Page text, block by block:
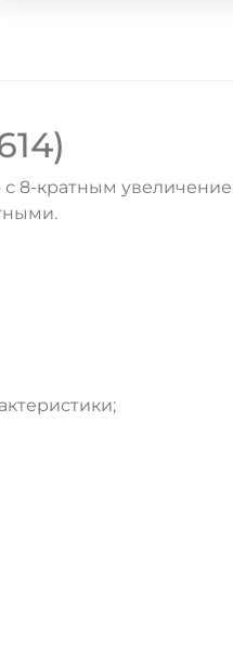
с 8-кратным